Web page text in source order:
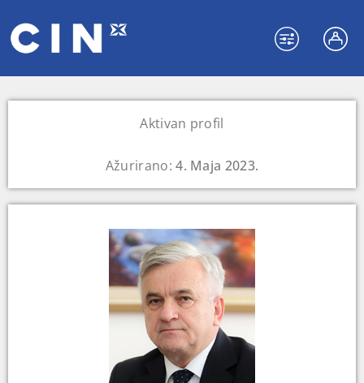
Aktivan profil
Ažurirano:4. Maja 2023.